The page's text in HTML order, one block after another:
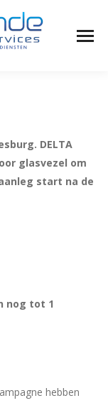
DELTA
glasvezel om
start na de
nog tot 1
hebben